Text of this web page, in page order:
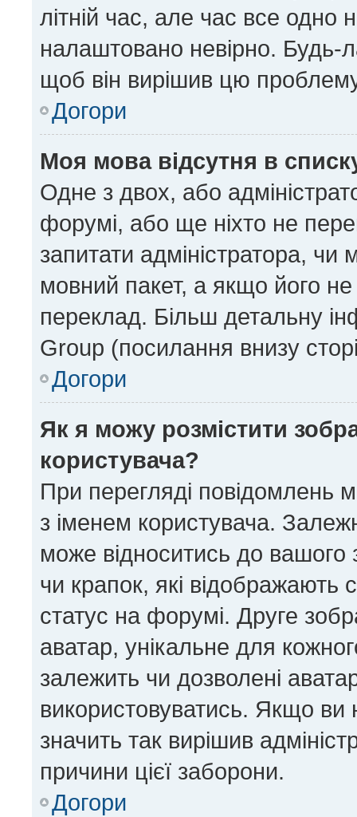
літній час, але час все одно
налаштовано невірно. Будь-
щоб він вирішив цю
Догори
Моя мова відсутня в
Одне з двох, або
форумі, або ще ніхто не
запитати адміністратора,
мовний пакет, а якщо його
переклад. Більш детальну
Group (посилання внизу
Догори
Як я можу розмістити
користувача?
При перегляді повідомлень
з іменем користувача.
може відноситись до вашого
чи крапок, які
статус на форумі. Друге
аватар, унікальне для
залежить чи дозволені
використовуватись. Якщо ви
значить так вирішив
причини цієї заборони.
Догори